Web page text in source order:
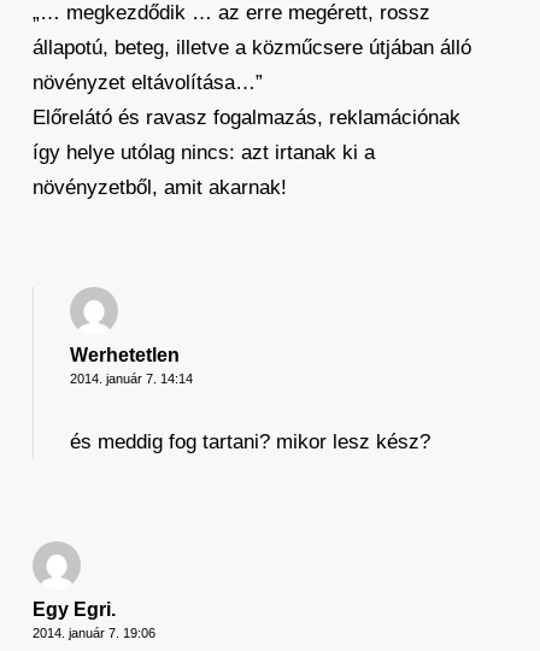
„… megkezdődik … az erre megérett, rossz
állapotú, beteg, illetve a közműcsere útjában álló
növényzet eltávolítása…”
Előrelátó és ravasz fogalmazás, reklamációnak
így helye utólag nincs: azt irtanak ki a
növényzetből, amit akarnak!
Werhetetlen
2014. január 7. 14:14
és meddig fog tartani? mikor lesz kész?
Egy Egri.
2014. január 7. 19:06